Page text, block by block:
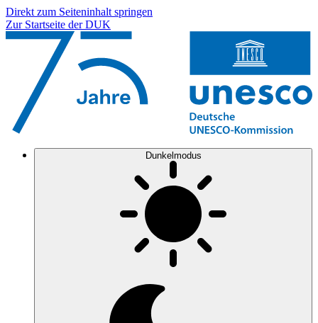
Direkt zum Seiteninhalt springen
Zur Startseite der DUK
Dunkelmodus